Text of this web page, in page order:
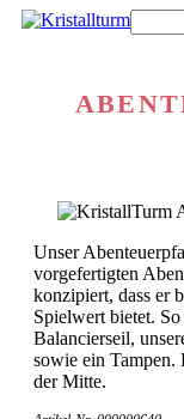
Zum
Unser
vorgefertigten
konzipiert, dass er
Spielwert bietet.
Balancierseil,
sowie ein
der Mitte.